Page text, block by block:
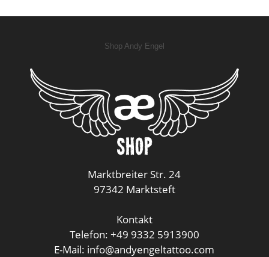
Shop Andy Engel
Marktbreiter Str. 24
97342 Marktsteft
Kontakt
Telefon: +49 9332 5913900
E-Mail: info@andyengeltattoo.com